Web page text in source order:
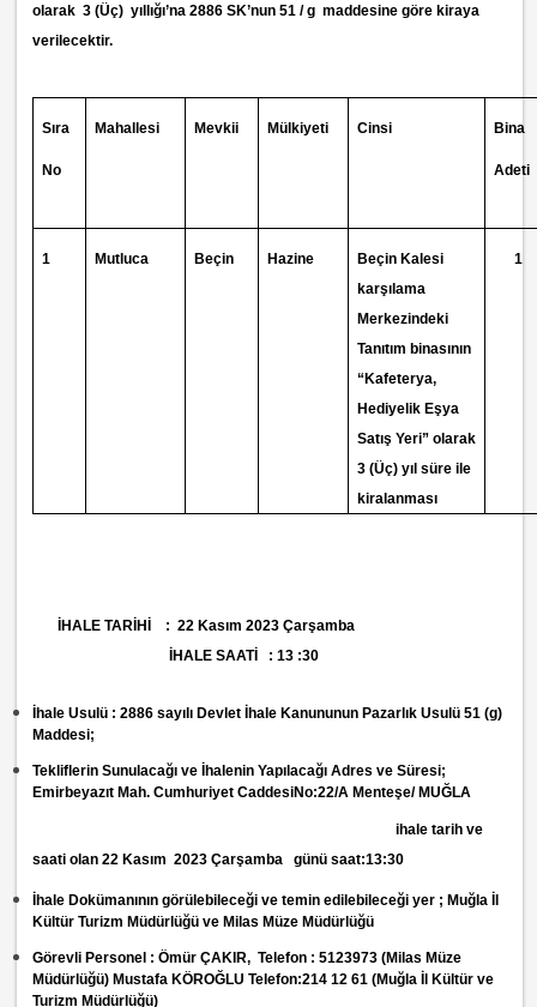
olarak 3 (Üç) yıllığı’na 2886 SK’nun 51 / g maddesine göre kiraya
verilecektir.
Sıra
No
Mahallesi Mevkii Mülkiyeti Cinsi Bina
Adeti
1 Mutluca Beçin Hazine
Beçin Kalesi
karşılama
Merkezindeki
Tanıtım binasının
“Kafeterya,
Hediyelik Eşya
Satış Yeri” olarak
3 (Üç) yıl süre ile
kiralanması
1
İHALE TARİHİ : 22 Kasım 2023 Çarşamba
İHALE SAATİ : 13 :30
İhale Usulü : 2886 sayılı Devlet İhale Kanununun Pazarlık Usulü 51 (g)
Maddesi;
Tekliflerin Sunulacağı ve İhalenin Yapılacağı Adres ve Süresi;
Emirbeyazıt Mah. Cumhuriyet CaddesiNo:22/A Menteşe/ MUĞLA
ihale tarih ve
saati olan 22 Kasım 2023 Çarşamba günü saat:13:30
İhale Dokümanının görülebileceği ve temin edilebileceği yer ; Muğla İl
Kültür Turizm Müdürlüğü ve Milas Müze Müdürlüğü
Görevli Personel : Ömür ÇAKIR, Telefon : 5123973 (Milas Müze
Müdürlüğü) Mustafa KÖROĞLU Telefon:214 12 61 (Muğla İl Kültür ve
Turizm Müdürlüğü)